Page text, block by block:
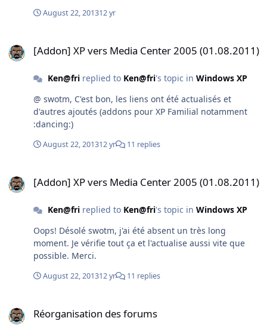
l'addon XP vers MCE2005. Taille : 6.71 Mo CRC-32 :
8774C74FD866F788F66647FD7DA0620B124094A8 Taille :
1582FE596F251931FC285E20736AC212 MD5 :
242F7217952342CCB4D1B8D8927C3385 SHA-1:
4FB4A2AE79AE69A2DA4260214338712A8D7DFA13
//////////////////////////////////////////////// S UP P L É M E N T S
///////////////////////////////////////// Le mode Absence Pour
profiter du Mode Absence (KB902437-Away Mode),
32 : 89013B1D MD4 :
A51D5845F47EF8E18095DA8A2C18754F SHA-1:
0353E4F92DA860B4045E199E0B93FAC3E96832E7 Taille :
96.7 Ko CRC-32 : D656C511 MD4 :
FD0230E600A170AAA7D2EB497FFA613D MD5 :
22CF5950E81897CEA52728BD1B768805 SHA-1:
Patcheur pour SYSDM.CPL Permet de patcher le fichier
intégrer SEUL dans une passe, après tous les autres
August 22, 201312 yr
[Addon] XP vers Media Center 2005 (01.08.2011)
Ken@frireplied to Ken@fri's topic in Windows XP
@ swotm, C'est bon, les liens ont été actualisés et
d'autres ajoutés (addons pour XP Familial notamment
:dancing:)
August 22, 201312 yr 11 replies
[Addon] XP vers Media Center 2005 (01.08.2011)
Ken@frireplied to Ken@fri's topic in Windows XP
Oops! Désolé swotm, j'ai été absent un très long
moment. Je vérifie tout ça et l'actualise aussi vite que
possible. Merci.
August 22, 201312 yr 11 replies
Réorganisation des forums